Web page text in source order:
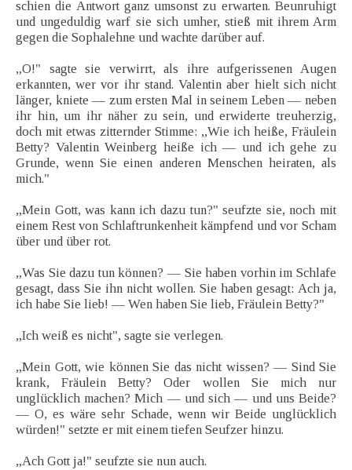
schien die Antwort ganz umsonst zu erwarten. Beunruhigt
und ungeduldig warf sie sich umher, stieß mit ihrem Arm
gegen die Sophalehne und wachte darüber auf.
„O!" sagte sie verwirrt, als ihre aufgerissenen Augen
erkannten, wer vor ihr stand. Valentin aber hielt sich nicht
länger, kniete — zum ersten Mal in seinem Leben — neben
ihr hin, um ihr näher zu sein, und erwiderte treuherzig,
doch mit etwas zitternder Stimme: „Wie ich heiße, Fräulein
Betty? Valentin Weinberg heiße ich — und ich gehe zu
Grunde, wenn Sie einen anderen Menschen heiraten, als
mich."
„Mein Gott, was kann ich dazu tun?" seufzte sie, noch mit
einem Rest von Schlaftrunkenheit kämpfend und vor Scham
über und über rot.
„Was Sie dazu tun können? — Sie haben vorhin im Schlafe
gesagt, dass Sie ihn nicht wollen. Sie haben gesagt: Ach ja,
ich habe Sie lieb! — Wen haben Sie lieb, Fräulein Betty?"
„Ich weiß es nicht", sagte sie verlegen.
„Mein Gott, wie können Sie das nicht wissen? — Sind Sie
krank, Fräulein Betty? Oder wollen Sie mich nur
unglücklich machen? Mich — und sich — und uns Beide?
— O, es wäre sehr Schade, wenn wir Beide unglücklich
würden!" setzte er mit einem tiefen Seufzer hinzu.
„Ach Gott ja!" seufzte sie nun auch.